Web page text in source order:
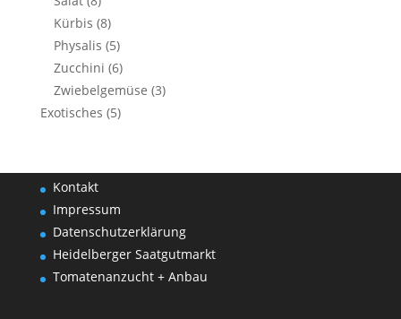
Kürbis (8)
Physalis (5)
Zucchini (6)
Zwiebelgemüse (3)
Exotisches (5)
Kontakt
Impressum
Datenschutzerklärung
Heidelberger Saatgutmarkt
Tomatenanzucht + Anbau